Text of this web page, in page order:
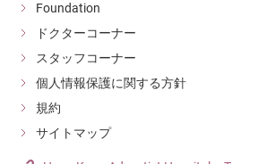
Foundation
ドクターコーナー
スタッフコーナー
個人情報保護に関する方針
規約
サイトマップ